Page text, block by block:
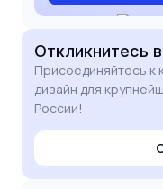
Откликнитесь
Присоединяйтесь к
дизайн для
России!